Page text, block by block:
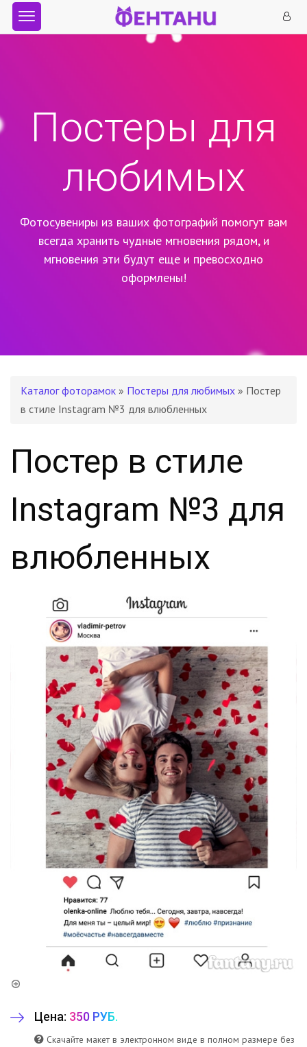
Постеры для
любимых
Фотосувениры из ваших фотографий помогут вам
всегда хранить чудные мгновения рядом, и
мгновения эти будут еще и превосходно
оформлены!
Каталог фоторамок » Постеры для любимых » Постер
в стиле Instagram №3 для влюбленных
Постер в стиле
Instagram №3 для
влюбленных
Цена: 350 РУБ.
Скачайте макет в электронном виде в полном размере без